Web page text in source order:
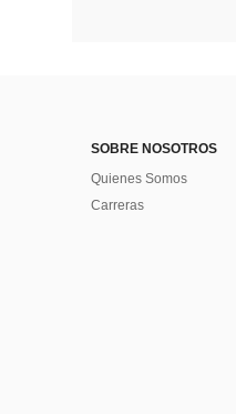
SOBRE NOSOTROS
Quienes Somos
Carreras